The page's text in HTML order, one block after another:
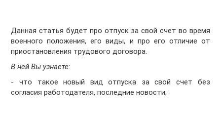
Данная статья будет про отпуск за свой счет во время
военного положения, его виды, и про его отличие от
приостановления трудового договора.
В ней Вы узнаете:
- что такое новый вид отпуска за свой счет без
согласия работодателя, последние новости;